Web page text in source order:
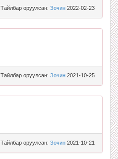
Тайлбар оруулсан: Зочин 2022-02-23
Тайлбар оруулсан: Зочин 2021-10-25
Тайлбар оруулсан: Зочин 2021-10-21